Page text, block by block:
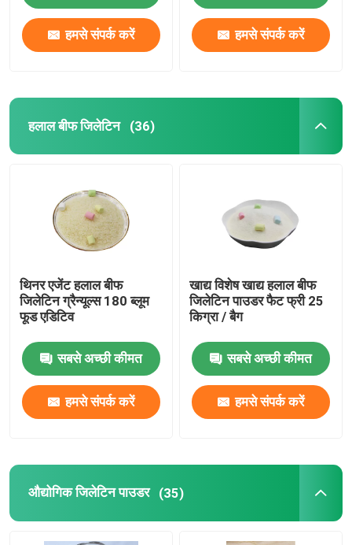
हमसे संपर्क करें हमसे संपर्क करें
हलाल बीफ जिलेटिन (36)
थिनर एजेंट हलाल बीफ
जिलेटिन ग्रैन्यूल्स 180 ब्लूम
फूड एडिटिव
सबसे अच्छी कीमत
हमसे संपर्क करें
खाद्य विशेष खाद्य हलाल बीफ
जिलेटिन पाउडर फैट फ्री 25
किग्रा / बैग
सबसे अच्छी कीमत
हमसे संपर्क करें
औद्योगिक जिलेटिन पाउडर (35)